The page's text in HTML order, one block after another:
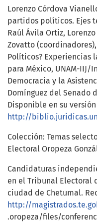
Lorenzo Córdova
partidos políticos. Ejes
Raúl Ávila Ortiz,
Zovatto
Políticos? Experiencias
para México, UNAM-
Democracia y la
Domínguez del Senado
Disponible en su
http://
Colección: Temas
Electoral Oropeza
Candidaturas
en el Tribunal Electoral
ciudad de Chetumal.
http://magistrados.te.gob.mx/
.oropeza/files/